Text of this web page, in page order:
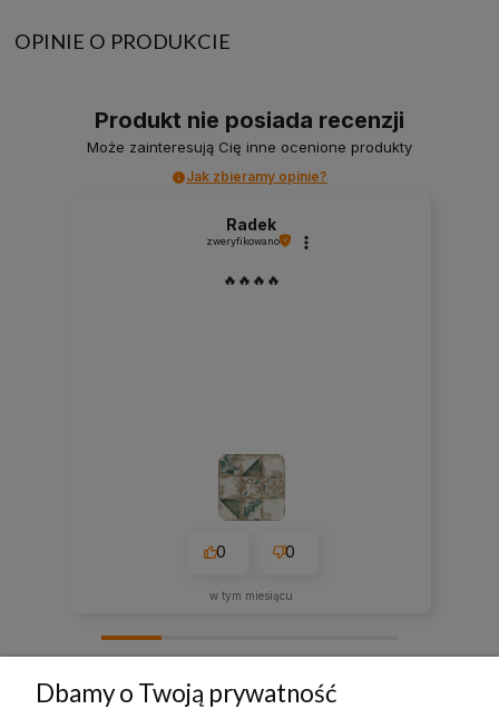
OPINIE O PRODUKCIE
Produkt nie posiada recenzji
Może zainteresują Cię inne ocenione produkty
Jak zbieramy opinie?
Radek
zweryfikowano
🔥🔥🔥🔥
0 0
w tym miesiącu
Dbamy o Twoją prywatność